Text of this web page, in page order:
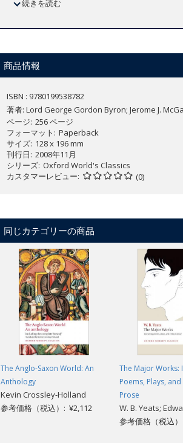
of experience, and a Romantic emphasis on
This selection of the poetical works, chosen
andDon Juan. There are many other less
続きを読む
商品情報
ISBN : 9780199538782
著者: Lord George Gordon Byron; Jerome J.
ページ 256 ページ
フォーマット
Paperback
サイズ 128 x 196 mm
刊行日 2008年11月
シリーズ Oxford World's Classics
カスタマーレビュー
(0)
同じカテゴリーの商品
The Anglo-Saxon World: An
Anthology
Kevin Crossley-Holland
参考価格（税込）: ¥2,112
The Major Works:
Poems, Plays,
Prose
W. B. Yeats;
参考価格（税込